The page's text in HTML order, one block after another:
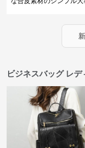
ビジネスバッグ レ